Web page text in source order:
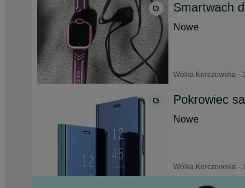
Smartwach
Nowe
Wólka Korczowska -
Pokrowiec
Nowe
Wólka Korczowska -